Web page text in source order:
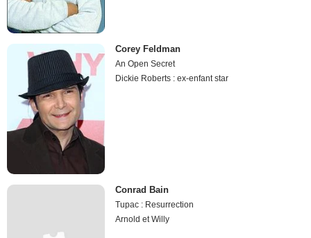
Corey Feldman
An Open Secret
Dickie Roberts : ex-enfant star
Conrad Bain
Tupac : Resurrection
Arnold et Willy